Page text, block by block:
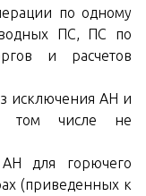
по одному
ПС, ПС по
и расчетов
исключения АН и
том числе не
АН для горючего
(приведенных к